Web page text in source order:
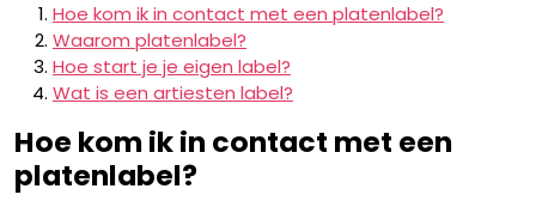
Hoe kom ik in contact met een platenlabel?
Waarom platenlabel?
Hoe start je je eigen label?
Wat is een artiesten label?
Hoe kom ik in contact met een
platenlabel?